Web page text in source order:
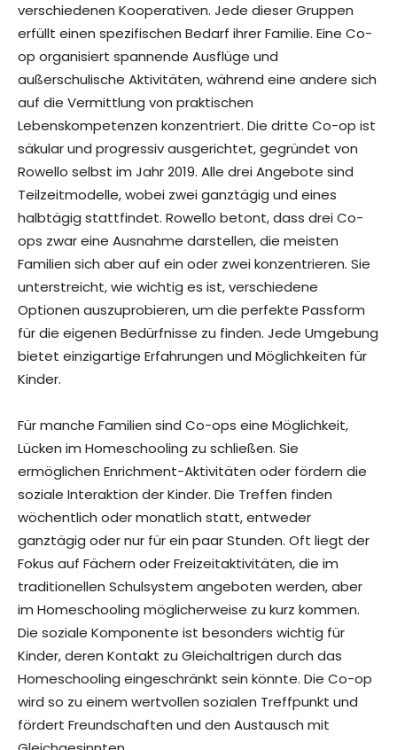
verschiedenen Kooperativen. Jede dieser Gruppen
erfüllt einen spezifischen Bedarf ihrer Familie. Eine Co-
op organisiert spannende Ausflüge und
außerschulische Aktivitäten, während eine andere sich
auf die Vermittlung von praktischen
Lebenskompetenzen konzentriert. Die dritte Co-op ist
säkular und progressiv ausgerichtet, gegründet von
Rowello selbst im Jahr 2019. Alle drei Angebote sind
Teilzeitmodelle, wobei zwei ganztägig und eines
halbtägig stattfindet. Rowello betont, dass drei Co-
ops zwar eine Ausnahme darstellen, die meisten
Familien sich aber auf ein oder zwei konzentrieren. Sie
unterstreicht, wie wichtig es ist, verschiedene
Optionen auszuprobieren, um die perfekte Passform
für die eigenen Bedürfnisse zu finden. Jede Umgebung
bietet einzigartige Erfahrungen und Möglichkeiten für
Kinder.
Für manche Familien sind Co-ops eine Möglichkeit,
Lücken im Homeschooling zu schließen. Sie
ermöglichen Enrichment-Aktivitäten oder fördern die
soziale Interaktion der Kinder. Die Treffen finden
wöchentlich oder monatlich statt, entweder
ganztägig oder nur für ein paar Stunden. Oft liegt der
Fokus auf Fächern oder Freizeitaktivitäten, die im
traditionellen Schulsystem angeboten werden, aber
im Homeschooling möglicherweise zu kurz kommen.
Die soziale Komponente ist besonders wichtig für
Kinder, deren Kontakt zu Gleichaltrigen durch das
Homeschooling eingeschränkt sein könnte. Die Co-op
wird so zu einem wertvollen sozialen Treffpunkt und
fördert Freundschaften und den Austausch mit